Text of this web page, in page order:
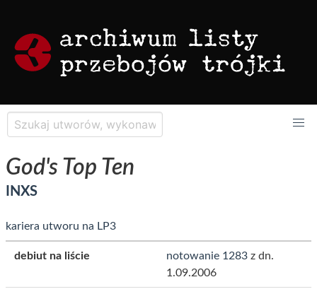
God's Top Ten
INXS
kariera utworu na LP3
debiut na liście notowanie 1283 z dn.
1.09.2006